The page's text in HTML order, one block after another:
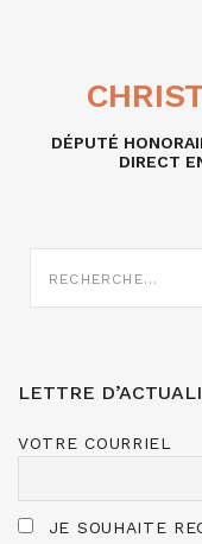
DÉPUTÉ
DIRECT
SUR
LETTRE
VOTRE COURRIEL
JE SOUHAITE